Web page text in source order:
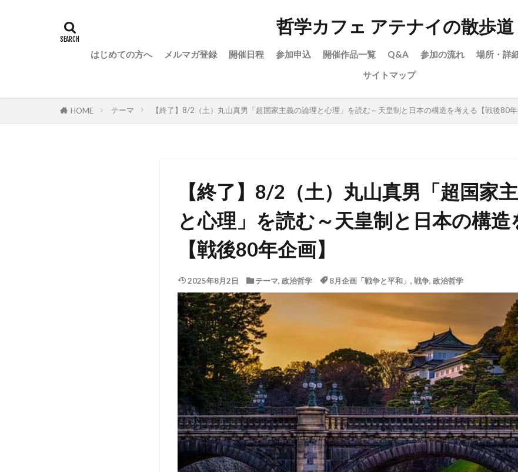
哲学カフェ アテナイの散歩道
はじめての方へ メルマガ登録 開催日程 参加申込 開催作品一覧 Q&A 参加の流れ 場所・詳
サイトマップ
HOME テーマ 【終了】8/2（土）丸山真男「超国家主義の論理と心理」を読む～天皇制と日本の構造を考える【戦後80年
【終了】8/2（土）丸山真男「超国家
と心理」を読む～天皇制と日本の構造
【戦後80年企画】
2025年8月2日 テーマ, 政治哲学 8月企画「戦争と平和」 , 戦争, 政治哲学